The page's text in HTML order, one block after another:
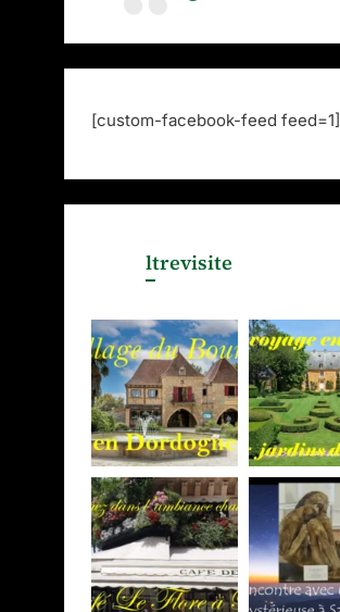
[custom-facebook-feed feed=1]
ltrevisite